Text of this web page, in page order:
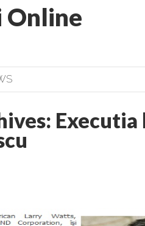
Online
și urmarea lui Hristos. Calea
Executia